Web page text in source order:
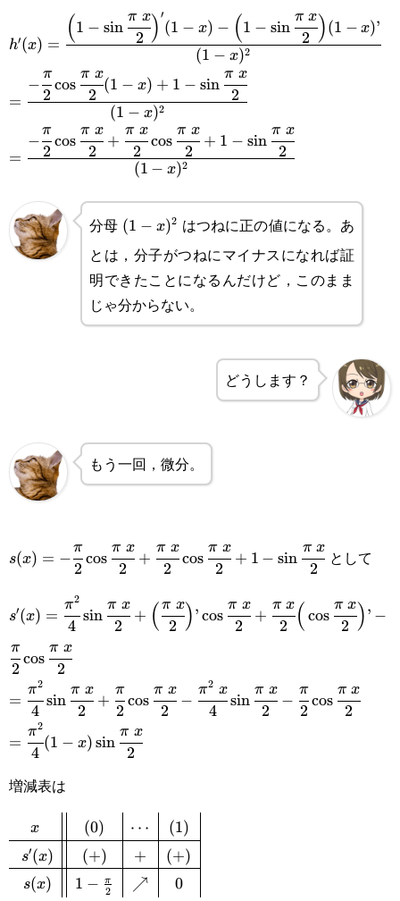
h'(x)=\cfrac{\Big(1-
\sin\cfrac{\pi x}
{2}\Big)'(1-x)-
\sin\cfrac{\pi x}
{2}\Big)(1-x)’}{(1-
x)^2}
h′(x) =
(1 − x)2
(1 − sin
2
π x)′
(1 − x) − (1 − sin
2
π x)(1 − x)’
=\cfrac{-
\cfrac{\pi}
{2}\cos\cfrac{\pi x}
\sin\cfrac{\pi x}
{2}}{(1-x)^2}
=
(1 − x)2
−
2
π
cos
2
π x
(1 − x) + 1 − sin
2
π x
=\cfrac{-
{2}\cos\cfrac{\pi x}
{2}+\cfrac{\pi x}
{2}\cos\cfrac{\pi x}
\sin\cfrac{\pi x}
=
(1 − x)2
−
2
π
cos
2
π x
+
2
π x
cos
2
π x
+ 1 − sin
2
π x
分母 (1-
x)^2
(1 − x)2 はつねに正の値になる。あ
とは，分子がつねにマイナスになれば証
明できたことになるんだけど，このまま
じゃ分からない。
どうします？
もう一回，微分。
s(x)=-\cfrac{\pi}
{2}\cos\cfrac{\pi x}
{2}+\cfrac{\pi x}
{2}\cos\cfrac{\pi x}
{2}+1-
\sin\cfrac{\pi x}{2}
s(x) = −
2
π
cos
2
π x
+
2
π x
cos
2
π x
+ 1 − sin
2
π x として
s'(x)=\cfrac{\pi^2}
{4}\sin\cfrac{\pi x}
{2}+\Big(\cfrac{\pi x}
{2}\Big)’\cos\cfrac{\pi x}
{2}+\cfrac{\pi x}
{2}\Big(\cos\cfrac{\pi x}
{2}\Big)’-\cfrac{\pi}
{2}\cos\cfrac{\pi x}{2}
s′(x) =
4
π2
sin
2
π x
+ ( 2
π x)’cos
2
π x
+
2
π x( cos
2
π x)’ −
2
π
cos
2
π x
=\cfrac{\pi^2}
{4}\sin\cfrac{\pi x}
{2}+\cfrac{\pi}
{2}\cos\cfrac{\pi x}
{2}-\cfrac{\pi^2 x}
{4}\sin\cfrac{\pi x}
{2}-\cfrac{\pi}
=
4
π2
sin
2
π x
+
2
π
cos
2
π x
−
4
π2 x
sin
2
π x
−
2
π
cos
2
π x
=\cfrac{\pi^2}{4}
x)\sin\cfrac{\pi x}
{2}
=
4
π2
(1 − x)sin
2
π x
増減表は
\def\arraystretch{1.5}\begin{array}
{c||c|c|c|}x&(0)&\cdots&
(1)\\\hline s'(x)&(+)&+&
x
s′(x)
s(x)
(0)
(+)
1 − 2
π
⋯
+
↗
(1)
(+)
0